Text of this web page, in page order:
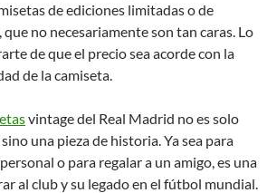
de ediciones limitadas o de
no necesariamente son tan caras. Lo
de que el precio sea acorde con la
de la camiseta.
vintage del Real Madrid no es solo
una pieza de historia. Ya sea para
o para regalar a un amigo, es una
al club y su legado en el fútbol mundial.